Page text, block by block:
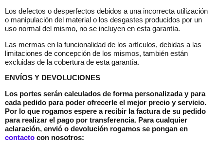
Los defectos o desperfectos debidos a una incorrecta utilización
o manipulación del material o los desgastes producidos por un
uso normal del mismo, no se incluyen en esta garantía.
Las mermas en la funcionalidad de los artículos, debidas a las
limitaciones de concepción de los mismos, también están
excluidas de la cobertura de esta garantía.
ENVÍOS Y DEVOLUCIONES
Los portes serán calculados de forma personalizada y para
cada pedido para poder ofrecerle el mejor precio y servicio.
Por lo que rogamos espere a recibir la factura de su pedido
para realizar el pago por transferencia. Para cualquier
aclaración, envió o devolución rogamos se pongan en
contacto con nosotros: